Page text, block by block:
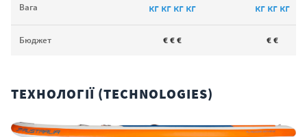
Вага кг кг кг кг кг кг кг
Бюджет € € € € €
ТЕХНОЛОГІЇ (TECHNOLOGIES)